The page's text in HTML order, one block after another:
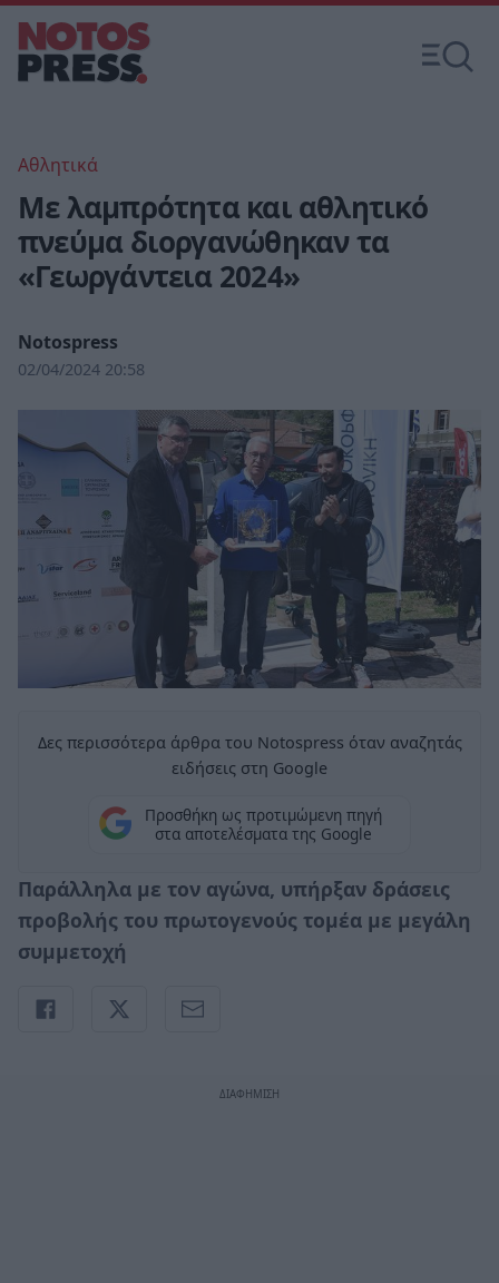
Αθλητικά
Με λαμπρότητα και αθλητικό
πνεύμα διοργανώθηκαν τα
«Γεωργάντεια 2024»
Notospress
02/04/2024 20:58
Δες περισσότερα άρθρα του Notospress όταν αναζητάς
ειδήσεις στη Google
Προσθήκη ως προτιμώμενη πηγή
στα αποτελέσματα της Google
Παράλληλα με τον αγώνα, υπήρξαν δράσεις
προβολής του πρωτογενούς τομέα με μεγάλη
συμμετοχή